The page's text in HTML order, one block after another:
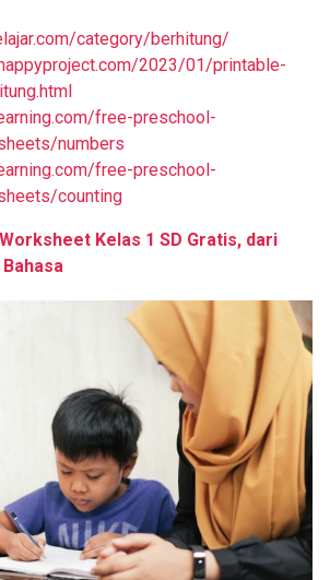
category/berhitung/
2023/01/printable-
free-preschool-
numbers
free-preschool-
counting
Kelas 1 SD Gratis, dari